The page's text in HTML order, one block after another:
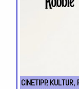
CINETIPP,KULTUR,